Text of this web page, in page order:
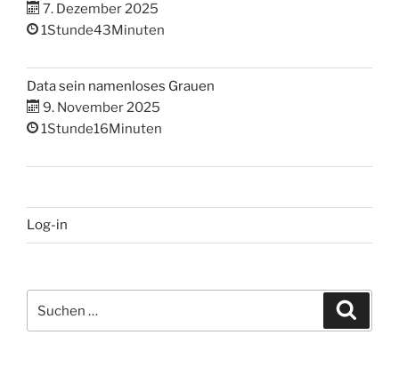
7. Dezember 2025
1Stunde43Minuten
Data sein namenloses Grauen
9. November 2025
1Stunde16Minuten
Log-in
nach: